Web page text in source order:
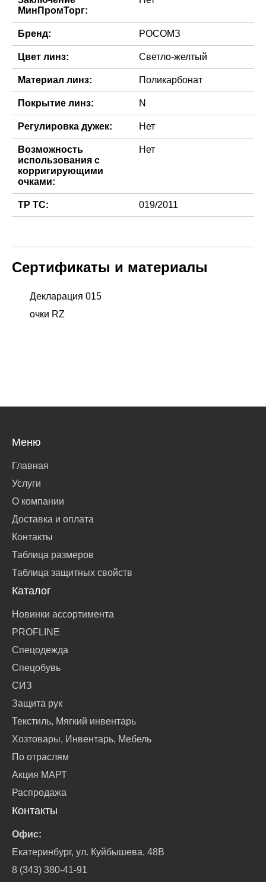
МинПромТорг:
Бренд: РОСОМЗ
Цвет линз: Светло-желтый
Материал линз: Поликарбонат
Покрытие линз: N
Регулировка дужек: Нет
Возможность
использования с
корригирующими
очками:
Нет
ТР ТС: 019/2011
Сертификаты и материалы
Декларация 015
очки RZ
Меню
Главная
Услуги
О компании
Доставка и оплата
Контакты
Таблица размеров
Таблица защитных свойств
Каталог
Новинки ассортимента
PROFLINE
Спецодежда
Спецобувь
СИЗ
Защита рук
Текстиль, Мягкий инвентарь
Хозтовары, Инвентарь, Мебель
По отраслям
Акция МАРТ
Распродажа
Контакты
Офис:
Екатеринбург, ул. Куйбышева, 48В
8 (343) 380-41-91